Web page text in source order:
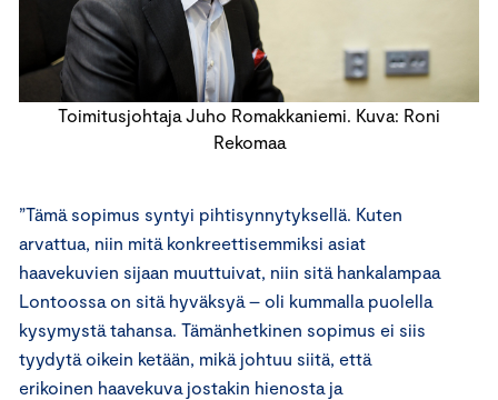
Toimitusjohtaja Juho Romakkaniemi. Kuva: Roni
Rekomaa
”Tämä sopimus syntyi pihtisynnytyksellä. Kuten
arvattua, niin mitä konkreettisemmiksi asiat
haavekuvien sijaan muuttuivat, niin sitä hankalampaa
Lontoossa on sitä hyväksyä – oli kummalla puolella
kysymystä tahansa. Tämänhetkinen sopimus ei siis
tyydytä oikein ketään, mikä johtuu siitä, että
erikoinen haavekuva jostakin hienosta ja